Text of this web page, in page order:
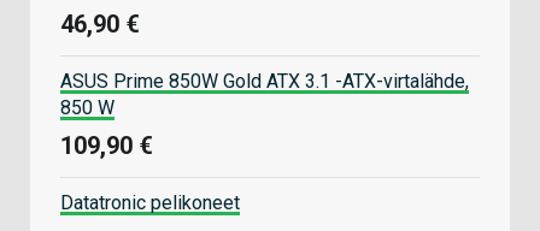
46,90 €
ASUS Prime 850W Gold ATX 3.1 -ATX-virtalähde,
850 W
109,90 €
Datatronic pelikoneet